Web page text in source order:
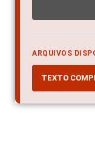
ARQUIVOS
TEXTO